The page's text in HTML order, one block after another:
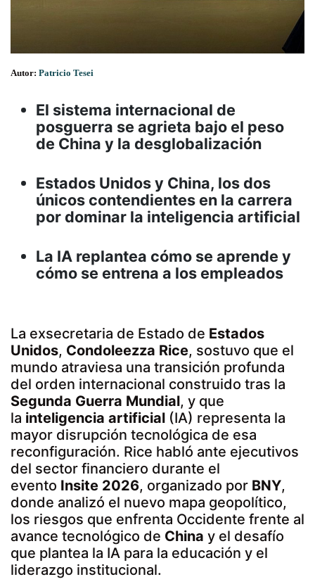
Autor: Patricio Tesei
El sistema internacional de
posguerra se agrieta bajo el peso
de China y la desglobalización
Estados Unidos y China, los dos
únicos contendientes en la carrera
por dominar la inteligencia artificial
La IA replantea cómo se aprende y
cómo se entrena a los empleados
La exsecretaria de Estado de Estados
Unidos, Condoleezza Rice, sostuvo que el
mundo atraviesa una transición profunda
del orden internacional construido tras la
Segunda Guerra Mundial, y que
la inteligencia artificial (IA) representa la
mayor disrupción tecnológica de esa
reconfiguración. Rice habló ante ejecutivos
del sector financiero durante el
evento Insite 2026, organizado por BNY,
donde analizó el nuevo mapa geopolítico,
los riesgos que enfrenta Occidente frente al
avance tecnológico de China y el desafío
que plantea la IA para la educación y el
liderazgo institucional.